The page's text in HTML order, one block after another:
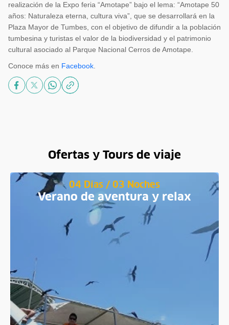
realización de la Expo feria “Amotape” bajo el lema: “Amotape 50
años: Naturaleza eterna, cultura viva”, que se desarrollará en la
Plaza Mayor de Tumbes, con el objetivo de difundir a la población
tumbesina y turistas el valor de la biodiversidad y el patrimonio
cultural asociado al Parque Nacional Cerros de Amotape.
Conoce más en Facebook
Ofertas y Tours de viaje
04 Días / 03 Noches
Verano de aventura y relax